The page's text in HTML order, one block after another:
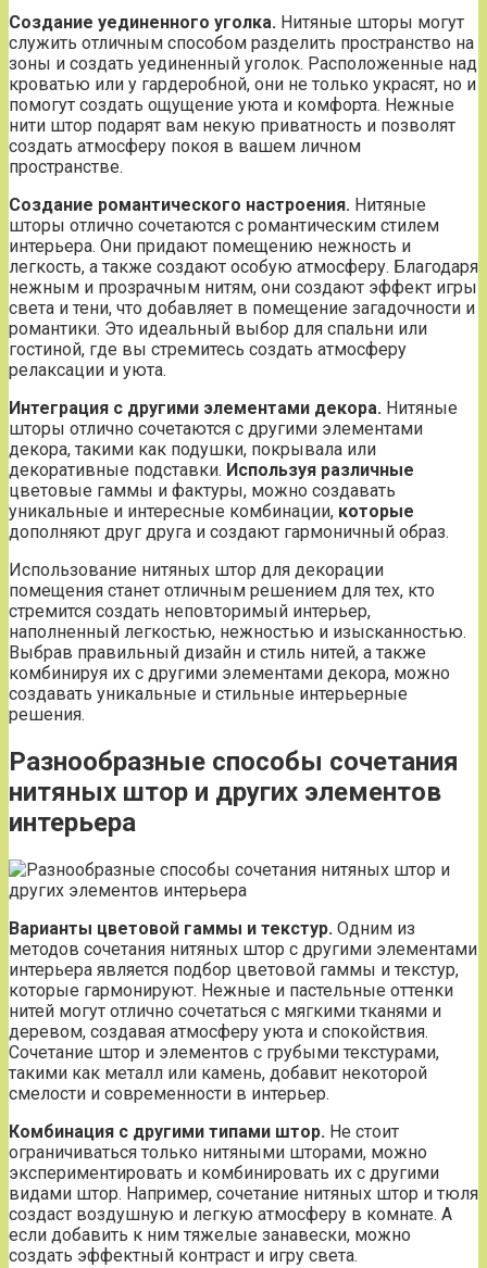
Создание уединенного уголка. Нитяные шторы могут
служить отличным способом разделить пространство на
зоны и создать уединенный уголок. Расположенные над
кроватью или у гардеробной, они не только украсят, но и
помогут создать ощущение уюта и комфорта. Нежные
нити штор подарят вам некую приватность и позволят
создать атмосферу покоя в вашем личном
пространстве.
Создание романтического настроения. Нитяные
шторы отлично сочетаются с романтическим стилем
интерьера. Они придают помещению нежность и
легкость, а также создают особую атмосферу. Благодаря
нежным и прозрачным нитям, они создают эффект игры
света и тени, что добавляет в помещение загадочности и
романтики. Это идеальный выбор для спальни или
гостиной, где вы стремитесь создать атмосферу
релаксации и уюта.
Интеграция с другими элементами декора. Нитяные
шторы отлично сочетаются с другими элементами
декора, такими как подушки, покрывала или
декоративные подставки. Используя различные
цветовые гаммы и фактуры, можно создавать
уникальные и интересные комбинации, которые
дополняют друг друга и создают гармоничный образ.
Использование нитяных штор для декорации
помещения станет отличным решением для тех, кто
стремится создать неповторимый интерьер,
наполненный легкостью, нежностью и изысканностью.
Выбрав правильный дизайн и стиль нитей, а также
комбинируя их с другими элементами декора, можно
создавать уникальные и стильные интерьерные
решения.
Разнообразные способы сочетания
нитяных штор и других элементов
интерьера
Варианты цветовой гаммы и текстур. Одним из
методов сочетания нитяных штор с другими элементами
интерьера является подбор цветовой гаммы и текстур,
которые гармонируют. Нежные и пастельные оттенки
нитей могут отлично сочетаться с мягкими тканями и
деревом, создавая атмосферу уюта и спокойствия.
Сочетание штор и элементов с грубыми текстурами,
такими как металл или камень, добавит некоторой
смелости и современности в интерьер.
Комбинация с другими типами штор. Не стоит
ограничиваться только нитяными шторами, можно
экспериментировать и комбинировать их с другими
видами штор. Например, сочетание нитяных штор и тюля
создаст воздушную и легкую атмосферу в комнате. А
если добавить к ним тяжелые занавески, можно
создать эффектный контраст и игру света.